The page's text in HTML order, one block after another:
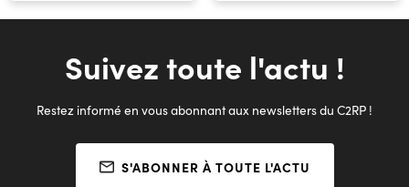
Suivez toute l'actu !
Restez informé en vous abonnant aux newsletters du C2RP !
S'ABONNER À TOUTE L'ACTU